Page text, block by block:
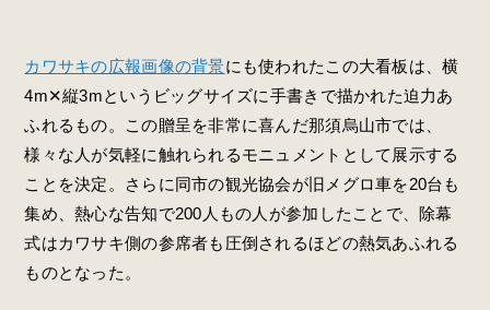
カワサキの広報画像の背景にも使われたこの大看板は、横
4m✕縦3mというビッグサイズに手書きで描かれた迫力あ
ふれるもの。この贈呈を非常に喜んだ那須烏山市では、
様々な人が気軽に触れられるモニュメントとして展示する
ことを決定。さらに同市の観光協会が旧メグロ車を20台も
集め、熱心な告知で200人もの人が参加したことで、除幕
式はカワサキ側の参席者も圧倒されるほどの熱気あふれる
ものとなった。